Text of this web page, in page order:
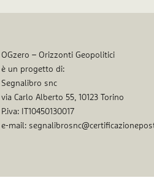
OGzero – Orizzonti Geopolitici
è un progetto di:
Segnalibro snc
via Carlo Alberto 55, 10123 Torino
P.iva: IT10450130017
e-mail: